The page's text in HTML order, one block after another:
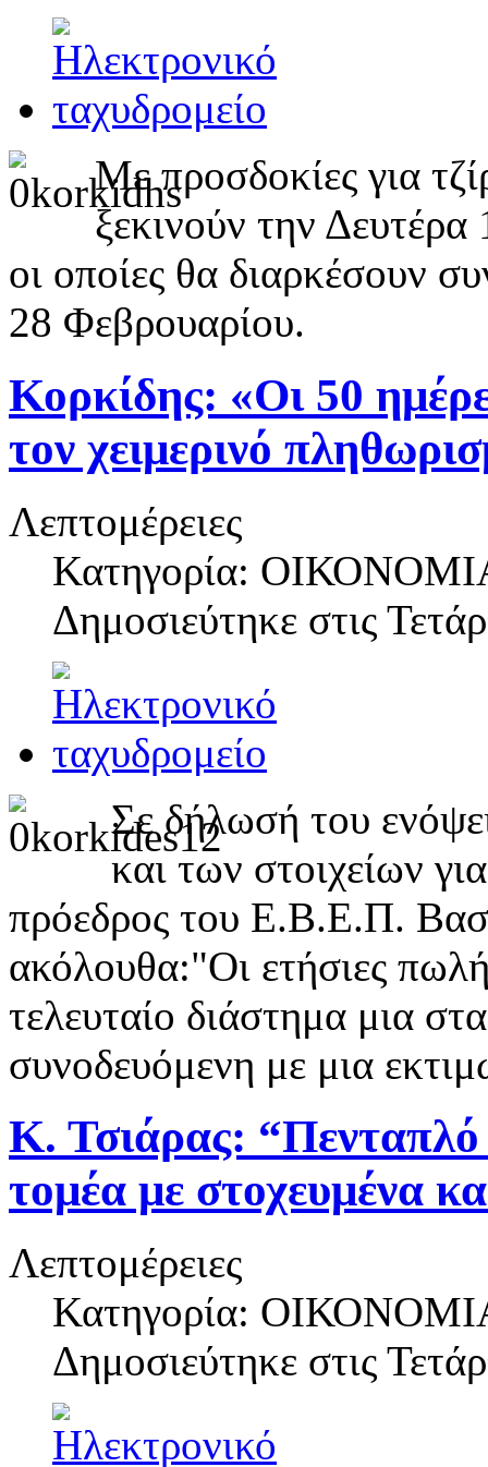
Με προσδοκίες για
ξεκινούν την Δευτέρα
οι οποίες θα διαρκέσουν
28 Φεβρουαρίου.
Κορκίδης: «Οι 50
τον χειμερινό
Λεπτομέρειες
Κατηγορία:
Δημοσιεύτηκε στις
Σε δήλωσή του
και των στοιχείων
πρόεδρος του Ε.Β.Ε.Π.
ακόλουθα:"Οι ετήσιες
τελευταίο διάστημα μια
συνοδευόμενη με μια
Κ. Τσιάρας: “Πενταπλό
τομέα με στοχευμένα
Λεπτομέρειες
Κατηγορία:
Δημοσιεύτηκε στις